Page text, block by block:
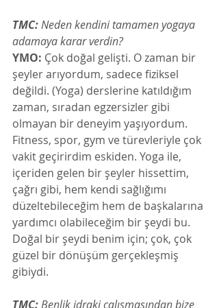
TMC: Neden kendini tamamen yogaya
adamaya karar verdin?
YMO: Çok doğal gelişti. O zaman bir
şeyler arıyordum, sadece fiziksel
değildi. (Yoga) derslerine katıldığım
zaman, sıradan egzersizler gibi
olmayan bir deneyim yaşıyordum.
Fitness, spor, gym ve türevleriyle çok
vakit geçirirdim eskiden. Yoga ile,
içeriden gelen bir şeyler hissettim,
çağrı gibi, hem kendi sağlığımı
düzeltebileceğim hem de başkalarına
yardımcı olabileceğim bir şeydi bu.
Doğal bir şeydi benim için; çok, çok
güzel bir dönüşüm gerçekleşmiş
gibiydi.
TMC: Benlik idraki çalışmasından bize